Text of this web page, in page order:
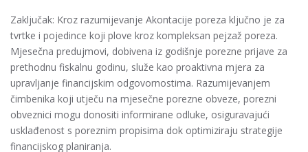
Zaključak: Kroz razumijevanje Akontacije poreza ključno je za
tvrtke i pojedince koji plove kroz kompleksan pejzaž poreza.
Mjesečna predujmovi, dobivena iz godišnje porezne prijave za
prethodnu fiskalnu godinu, služe kao proaktivna mjera za
upravljanje financijskim odgovornostima. Razumijevanjem
čimbenika koji utječu na mjesečne porezne obveze, porezni
obveznici mogu donositi informirane odluke, osiguravajući
usklađenost s poreznim propisima dok optimiziraju strategije
financijskog planiranja.